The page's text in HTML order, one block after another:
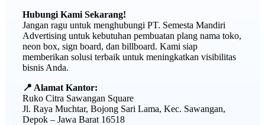
Hubungi Kami Sekarang!
Jangan ragu untuk menghubungi PT. Semesta Mandiri
Advertising untuk kebutuhan pembuatan plang nama toko,
neon box, sign board, dan billboard. Kami siap
memberikan solusi terbaik untuk meningkatkan visibilitas
bisnis Anda.
📍 Alamat Kantor:
Ruko Citra Sawangan Square
Jl. Raya Muchtar, Bojong Sari Lama, Kec. Sawangan,
Depok – Jawa Barat 16518